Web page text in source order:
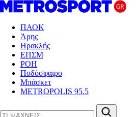
ΠΑΟΚ
Άρης
Ηρακλής
ΕΠΣΜ
ΡΟΗ
Ποδόσφαιρο
Μπάσκετ
METROPOLIS 95.5